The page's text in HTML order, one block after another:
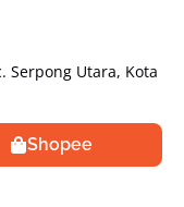
Serpong Utara, Kota
Shopee